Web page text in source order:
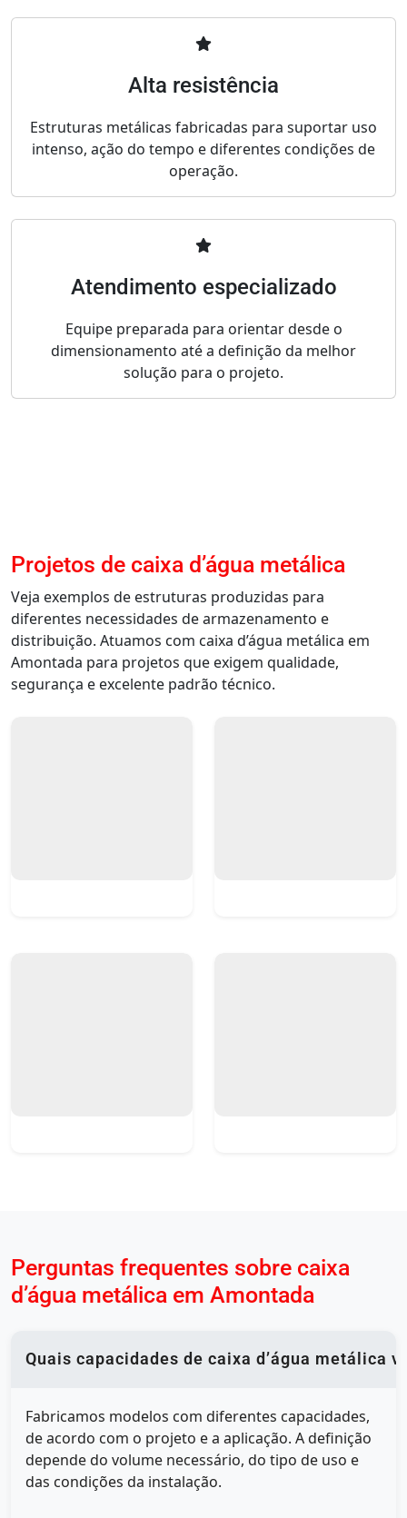
Alta resistência
Estruturas metálicas fabricadas para suportar uso
intenso, ação do tempo e diferentes condições de
operação.
Atendimento especializado
Equipe preparada para orientar desde o
dimensionamento até a definição da melhor
solução para o projeto.
Projetos de caixa d’água metálica
Veja exemplos de estruturas produzidas para
diferentes necessidades de armazenamento e
distribuição. Atuamos com caixa d’água metálica em
Amontada para projetos que exigem qualidade,
segurança e excelente padrão técnico.
Perguntas frequentes sobre caixa
d’água metálica em Amontada
Quais capacidades de caixa d’água metálica
Fabricamos modelos com diferentes capacidades,
de acordo com o projeto e a aplicação. A definição
depende do volume necessário, do tipo de uso e
das condições da instalação.